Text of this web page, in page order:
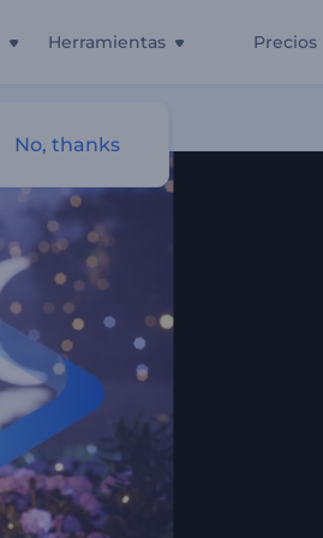
Herramientas Precios
No, thanks